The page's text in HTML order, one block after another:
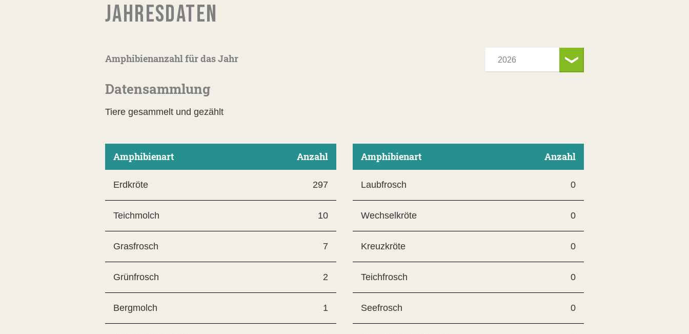
JAHRESDATEN
Amphibienanzahl für das Jahr
Datensammlung
Tiere gesammelt und gezählt
Amphibienart Anzahl
Erdkröte 297
Teichmolch 10
Grasfrosch 7
Grünfrosch 2
Bergmolch 1
Amphibienart Anzahl
Laubfrosch 0
Wechselkröte 0
Kreuzkröte 0
Teichfrosch 0
Seefrosch 0